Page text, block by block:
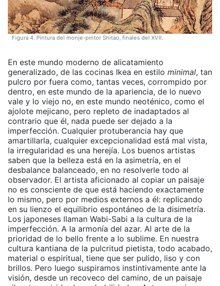
Figura 4. Pintura del monje-pintor Shitao, finales del XVII.
En este mundo moderno de alicatamiento
generalizado, de las cocinas Ikea en estilo minimal, tan
pulcro por fuera como, tantas veces, corrompido por
dentro, en este mundo de la apariencia, de lo nuevo
vale y lo viejo no, en este mundo neoténico, como el
ajolote mejicano, pero repleto de inadaptados al
contrario que él, nada puede ser dejado a la
imperfección. Cualquier protuberancia hay que
amartillarla, cualquier excepcionalidad está mal vista,
la irregularidad es una herejía. Los buenos artistas
saben que la belleza está en la asimetría, en el
desbalance balanceado, en no resolverle todo al
observador. El artista aficionado al copiar un paisaje
no es consciente de que está haciendo exactamente
lo mismo, pero por medios externos a él: replicando
en su lienzo el equilibrio espontáneo de la disimetría.
Los japoneses llaman Wabi-Sabi a la cultura de la
imperfección. A la armonía del azar. Al arte de la
prioridad de lo bello frente a lo sublime. En nuestra
cultura kantiana de la pulcritud pietista, todo acabado,
material o espiritual, tiene que ser pulido, liso y con
brillos. Pero luego suspiramos instintivamente ante la
visión, desde un recoveco del camino, de un paisaje